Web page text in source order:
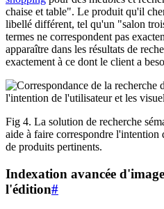
chaise et table". Le produit qu'il
libellé différent, tel qu'un "salon
termes ne correspondent pas
apparaître dans les résultats de
exactement à ce dont le client a
Fig 4. La solution de recherche
aide à faire correspondre l'intention
de produits pertinents.
Indexation avancée
l'édition#